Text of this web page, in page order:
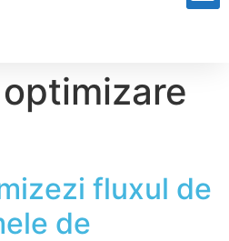
optimizare
fluxul de
de